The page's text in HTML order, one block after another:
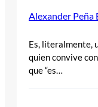
Alexander Peña
Es, literalmente,
quien convive
que “es…